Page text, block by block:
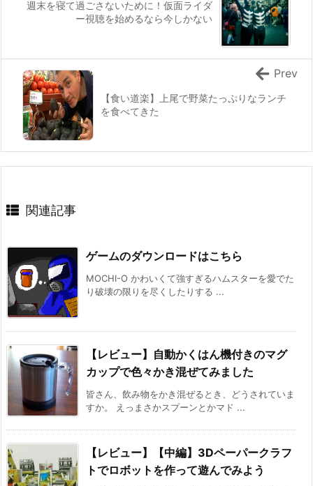
週末を寝て過ごさないために！仮面ライダ
ー視聴を始めるなら今しかない
【食い道楽】上尾で野菜たっぷりなランチ
を食べてきた
Prev
関連記事
ゲームのダウンロードはこちら
MOCHI-O かわいくて強すぎるハムスターを愛でた
り破壊の限りを尽くしたりする ...
【レビュー】自動かくはん機付きのマグ
カップで色々かき混ぜてみました
皆さん、飲み物をかき混ぜるとき、どうされていま
すか。 えっまさかスプーンとかマド ...
【レビュー】【中編】3Dペーパークラフ
トでロボットを作って遊んでみよう